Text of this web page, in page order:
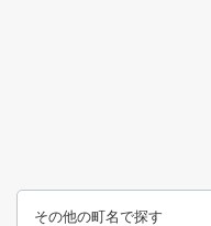
その他の町名で探す